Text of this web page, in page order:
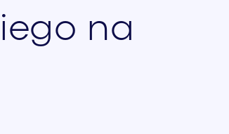
na